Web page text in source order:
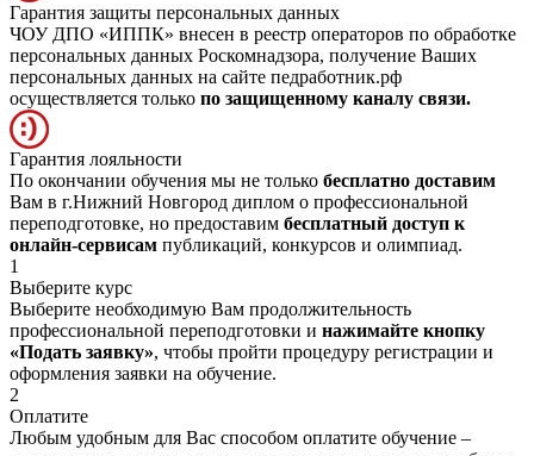
Гарантия защиты персональных данных
ЧОУ ДПО «ИППК» внесен в реестр операторов по обработке
персональных данных Роскомнадзора, получение Ваших
персональных данных на сайте педработник.рф
осуществляется только по защищенному каналу связи.
Гарантия лояльности
По окончании обучения мы не только бесплатно доставим
Вам в г.Нижний Новгород диплом о профессиональной
переподготовке, но предоставим бесплатный доступ к
онлайн-сервисам публикаций, конкурсов и олимпиад.
1
Выберите курс
Выберите необходимую Вам продолжительность
профессиональной переподготовки и нажимайте кнопку
«Подать заявку», чтобы пройти процедуру регистрации и
оформления заявки на обучение.
2
Оплатите
Любым удобным для Вас способом оплатите обучение –